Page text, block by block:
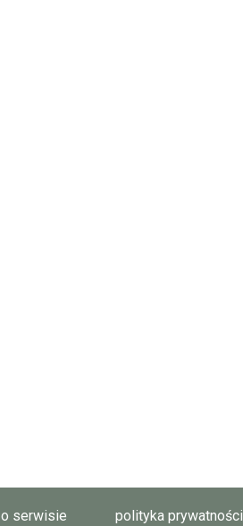
o serwisie polityka prywatności